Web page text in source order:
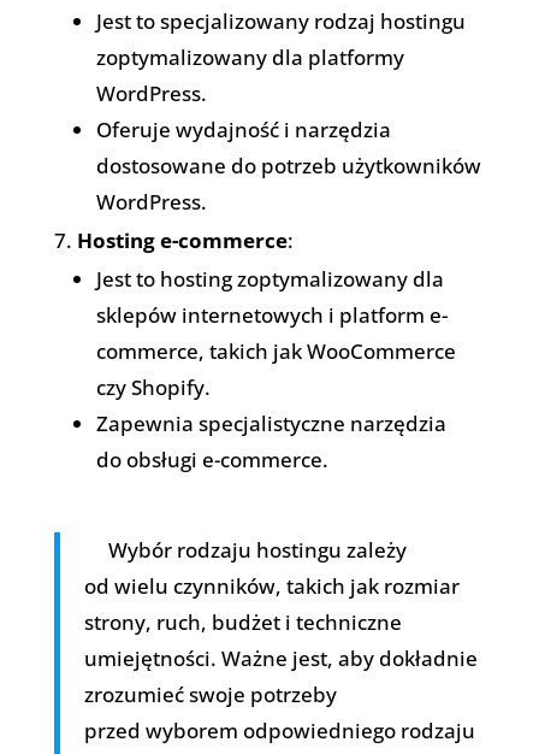
Jest to specjalizowany rodzaj hostingu
zoptymalizowany dla platformy
WordPress.
Oferuje wydajność i narzędzia
dostosowane do potrzeb użytkowników
WordPress.
Hosting e-commerce:
Jest to hosting zoptymalizowany dla
sklepów internetowych i platform e-
commerce, takich jak WooCommerce
czy Shopify.
Zapewnia specjalistyczne narzędzia
do obsługi e-commerce.
Wybór rodzaju hostingu zależy
od wielu czynników, takich jak rozmiar
strony, ruch, budżet i techniczne
umiejętności. Ważne jest, aby dokładnie
zrozumieć swoje potrzeby
przed wyborem odpowiedniego rodzaju